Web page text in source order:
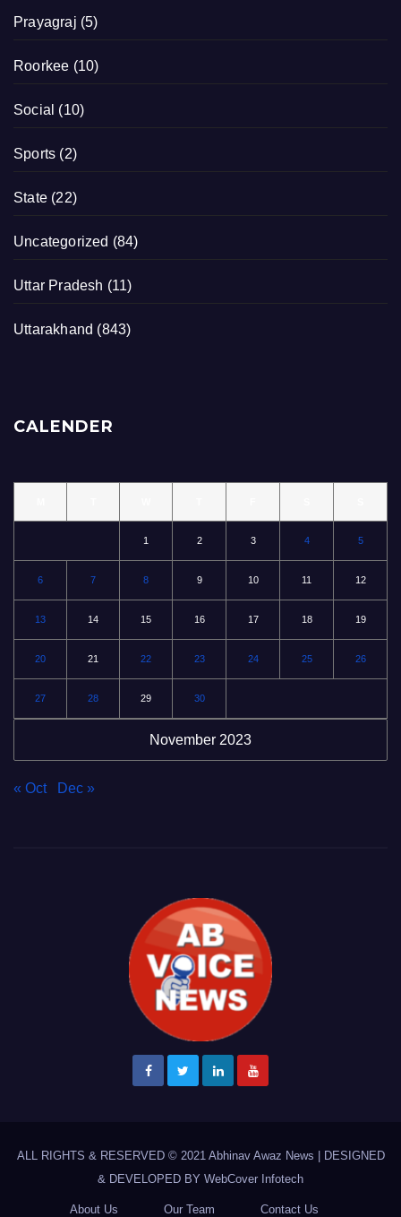
Prayagraj (5)
Roorkee (10)
Social (10)
Sports (2)
State (22)
Uncategorized (84)
Uttar Pradesh (11)
Uttarakhand (843)
CALENDER
November 2023
1 2 3 4 5
6 7 8 9 10 11 12
13 14 15 16 17 18 19
20 21 22 23 24 25 26
27 28 29 30
« Oct Dec »
ALL RIGHTS & RESERVED © 2021 Abhinav Awaz News
DESIGNED
& DEVELOPED BY WebCover Infotech
About Us Our Team Contact Us